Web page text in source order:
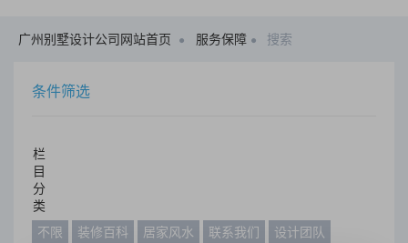
广州别墅设计公司网站首页 服务保障 搜索
条件筛选
栏
目
分
类
不限
装修百科 居家风水 联系我们
设计团队